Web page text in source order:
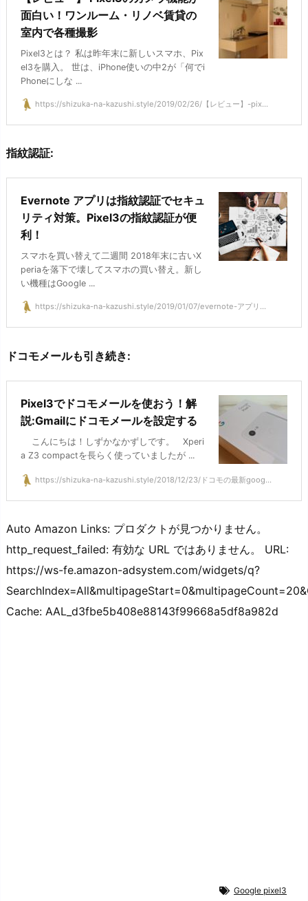
面白い！ワンルーム・リノベ賃貸の
室内で各種撮影
Pixel3とは？ 私は昨年末に新しいスマホ、Pix
el3を購入。 世は、iPhone使いの中2が「何でi
Phoneにしな ...
https://shizuka-na-kazushi.style/2019/02/26/【レビュー】-pix...
指紋認証:
Evernote アプリは指紋認証でセキュ
リティ対策。Pixel3の指紋認証が便
利！
スマホを買い替えて二週間 2018年末に古いX
periaを落下で壊してスマホの買い替え。新し
い機種はGoogle ...
https://shizuka-na-kazushi.style/2019/01/07/evernote-アプリ...
ドコモメールも引き続き:
Pixel3でドコモメールを使おう！解
説:Gmailにドコモメールを設定する
こんにちは！しずかなかずしです。 Xperi
a Z3 compactを長らく使っていましたが ...
https://shizuka-na-kazushi.style/2018/12/23/ドコモの最新goog...
Auto Amazon Links: プロダクトが見つかりません。
http_request_failed: 有効な URL ではありません。 URL:
https://ws-fe.amazon-adsystem.com/widgets/q?
Cache: AAL_d3fbe5b408e88143f99668a5df8a982d
Google pixel3